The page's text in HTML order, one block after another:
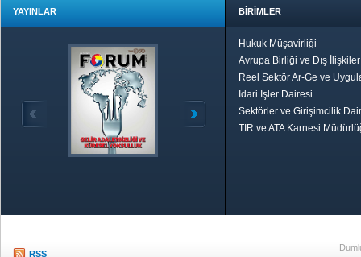
YAYINLAR BİRİMLER
Hukuk Müşavirliği
Avrupa Birliği ve Dış
Reel Sektör Ar-Ge ve
İdari İşler Dairesi
Sektörler ve Girişimcilik
TIR ve ATA Karnesi
RSS